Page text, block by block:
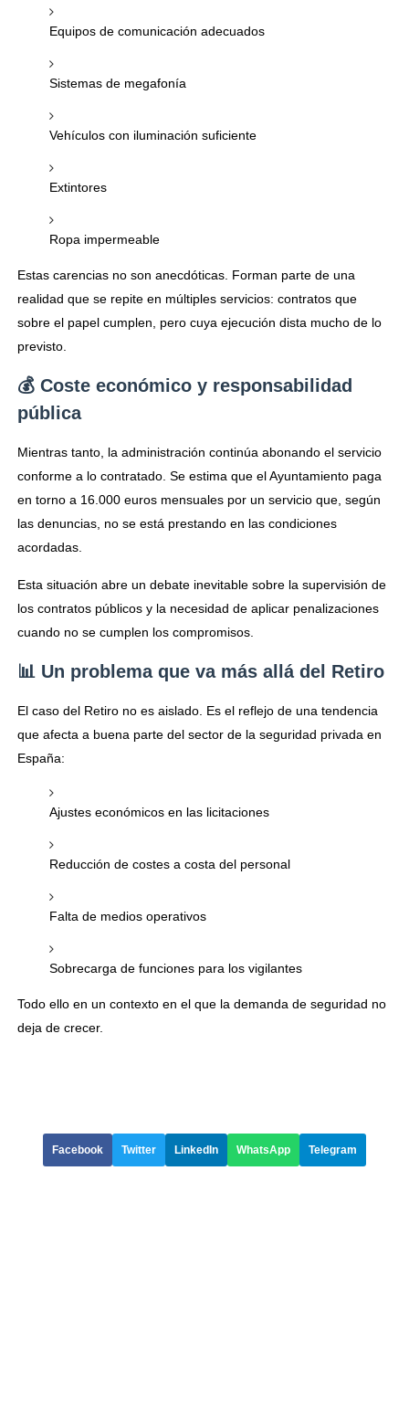
Equipos de comunicación adecuados
Sistemas de megafonía
Vehículos con iluminación suficiente
Extintores
Ropa impermeable
Estas carencias no son anecdóticas. Forman parte de una
realidad que se repite en múltiples servicios: contratos que
sobre el papel cumplen, pero cuya ejecución dista mucho de lo
previsto.
💰 Coste económico y responsabilidad
pública
Mientras tanto, la administración continúa abonando el servicio
conforme a lo contratado. Se estima que el Ayuntamiento paga
en torno a 16.000 euros mensuales por un servicio que, según
las denuncias, no se está prestando en las condiciones
acordadas.
Esta situación abre un debate inevitable sobre la supervisión de
los contratos públicos y la necesidad de aplicar penalizaciones
cuando no se cumplen los compromisos.
📊 Un problema que va más allá del Retiro
El caso del Retiro no es aislado. Es el reflejo de una tendencia
que afecta a buena parte del sector de la seguridad privada en
España:
Ajustes económicos en las licitaciones
Reducción de costes a costa del personal
Falta de medios operativos
Sobrecarga de funciones para los vigilantes
Todo ello en un contexto en el que la demanda de seguridad no
deja de crecer.
Facebook Twitter LinkedIn WhatsApp Telegram